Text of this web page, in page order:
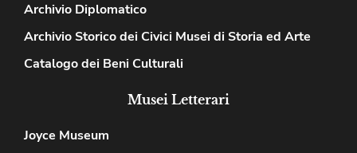
Archivio Diplomatico
Archivio Storico dei Civici Musei di Storia ed Arte
Catalogo dei Beni Culturali
Musei Letterari
Joyce Museum